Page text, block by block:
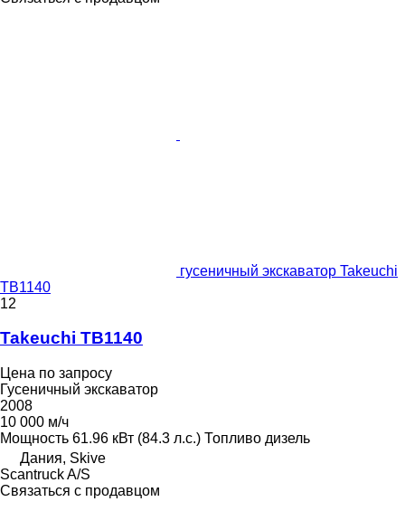
гусеничный экскаватор Takeuchi
TB1140
12
Takeuchi TB1140
Цена по запросу
Гусеничный экскаватор
2008
10 000 м/ч
Мощность 61.96 кВт (84.3 л.с.) Топливо дизель
Дания, Skive
Scantruck A/S
Связаться с продавцом